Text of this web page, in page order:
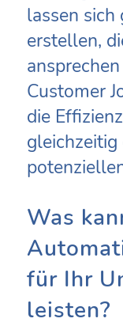
lassen sich
erstellen,
Customer
die
gleichzeitig
Was
für Ihr
leisten?